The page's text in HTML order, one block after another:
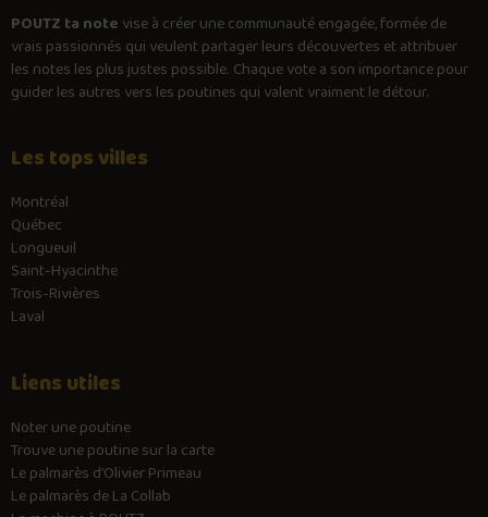
POUTZ ta note vise à créer une communauté engagée, formée de
vrais passionnés qui veulent partager leurs découvertes et attribuer
les notes les plus justes possible. Chaque vote a son importance pour
guider les autres vers les poutines qui valent vraiment le détour.
Les tops villes
Montréal
Québec
Longueuil
Saint-Hyacinthe
Trois-Rivières
Laval
Liens utiles
Noter une poutine
Trouve une poutine sur la carte
Le palmarès d’Olivier Primeau
Le palmarès de La Collab